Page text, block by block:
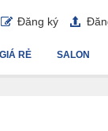
Đăng ký
SALON
RẺ